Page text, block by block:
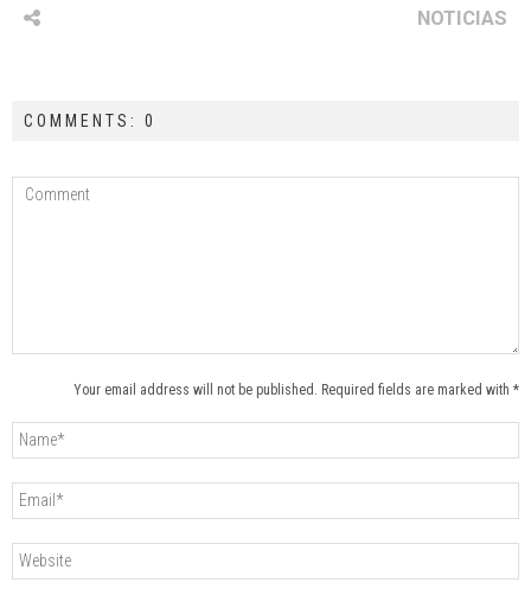
NOTICIAS
COMMENTS: 0
Your email address will not be published. Required fields are marked with *